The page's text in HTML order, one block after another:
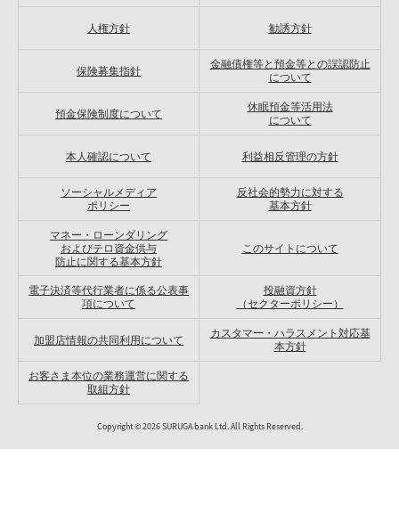
人権方針 勧誘方針
保険募集指針
金融債権等と預金等との誤認防止
について
預金保険制度について
休眠預金等活用法
について
本人確認について 利益相反管理の方針
ソーシャルメディア
ポリシー
反社会的勢力に対する
基本方針
マネー・ローンダリング
およびテロ資金供与
防止に関する基本方針
このサイトについて
電子決済等代行業者に係る公表事
項について
投融資方針
（セクターポリシー）
加盟店情報の共同利用について
カスタマー・ハラスメント対応基
本方針
お客さま本位の業務運営に関する
取組方針
Copyright ©2026SURUGA bank Ltd. All Rights Reserved.